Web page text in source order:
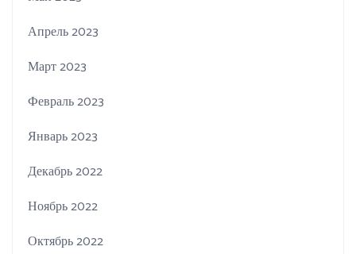
Апрель 2023
Март 2023
Февраль 2023
Январь 2023
Декабрь 2022
Ноябрь 2022
Октябрь 2022